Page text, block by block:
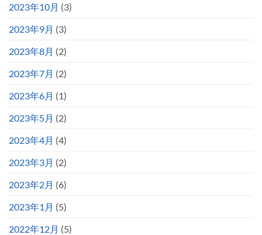
2023年10月 (3)
2023年9月 (3)
2023年8月 (2)
2023年7月 (2)
2023年6月 (1)
2023年5月 (2)
2023年4月 (4)
2023年3月 (2)
2023年2月 (6)
2023年1月 (5)
2022年12月 (5)